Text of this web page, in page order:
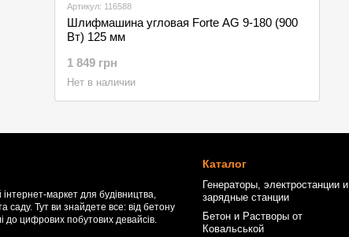
Артикул: 116588
Шлифмашина угловая Forte AG 9-180 (900
Вт) 125 мм
1 849 грн
Нет в наличии
маркет для будівництва,
саду. Тут ви знайдете все: від бетону
до цифрових побутових девайсів.
Каталог
Генераторы, электростанции и
зарядные станции
Бетон и Растворы от
Ковальськой